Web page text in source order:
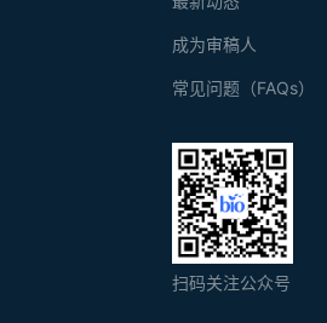
成为审稿人
常见问题（FAQs）
扫码关注公众号